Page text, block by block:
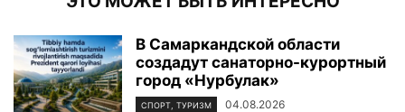
В Самаркандской области
создадут санаторно-курортный
город «Нурбулак»
СПОРТ, ТУРИЗМ 04.08.2026